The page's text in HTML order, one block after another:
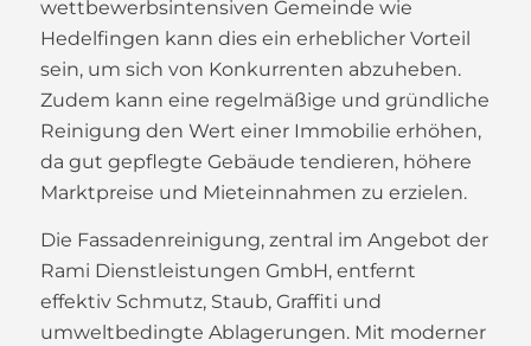
wettbewerbsintensiven Gemeinde wie
Hedelfingen kann dies ein erheblicher Vorteil
sein, um sich von Konkurrenten abzuheben.
Zudem kann eine regelmäßige und gründliche
Reinigung den Wert einer Immobilie erhöhen,
da gut gepflegte Gebäude tendieren, höhere
Marktpreise und Mieteinnahmen zu erzielen.
Die Fassadenreinigung, zentral im Angebot der
Rami Dienstleistungen GmbH, entfernt
effektiv Schmutz, Staub, Graffiti und
umweltbedingte Ablagerungen. Mit moderner